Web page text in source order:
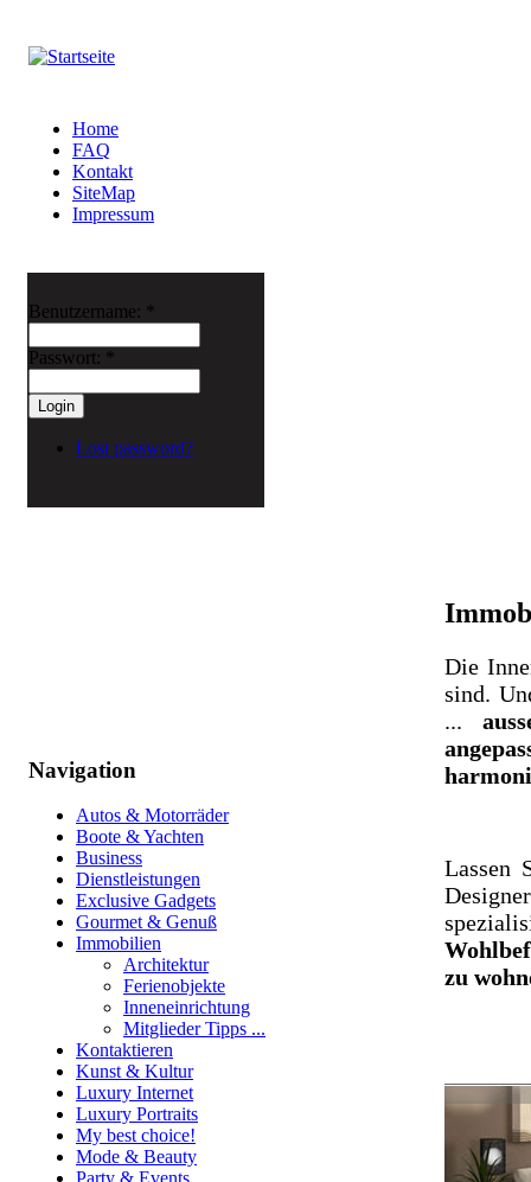
Home
FAQ
Kontakt
SiteMap
Impressum
Benutzername: *
Passwort: *
Lost password?
Navigation
Autos & Motorräder
Boote & Yachten
Business
Dienstleistungen
Exclusive Gadgets
Gourmet & Genuß
Immobilien
Architektur
Ferienobjekte
Inneneinrichtung
Mitglieder Tipps ...
Kontaktieren
Kunst & Kultur
Luxury Internet
Luxury Portraits
My best choice!
Mode & Beauty
Die
sind.
...
Lassen
zu